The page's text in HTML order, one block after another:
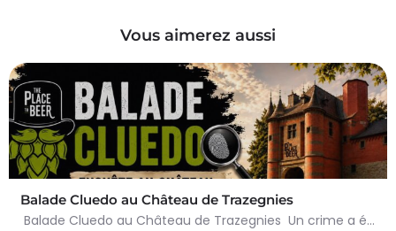
Vous aimerez aussi
Balade Cluedo au Château de Trazegnies
Balade Cluedo au Château de Trazegnies Un crime a été commis au Château de Trazegnies… À vous de résoudre…